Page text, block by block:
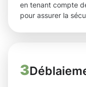
en tenant compte
pour assurer la
3